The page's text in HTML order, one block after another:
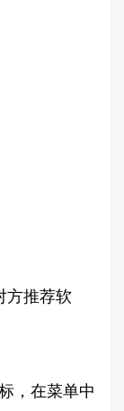
方推荐软
，在菜单中